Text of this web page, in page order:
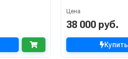
Цена
38 000 руб.
Купить